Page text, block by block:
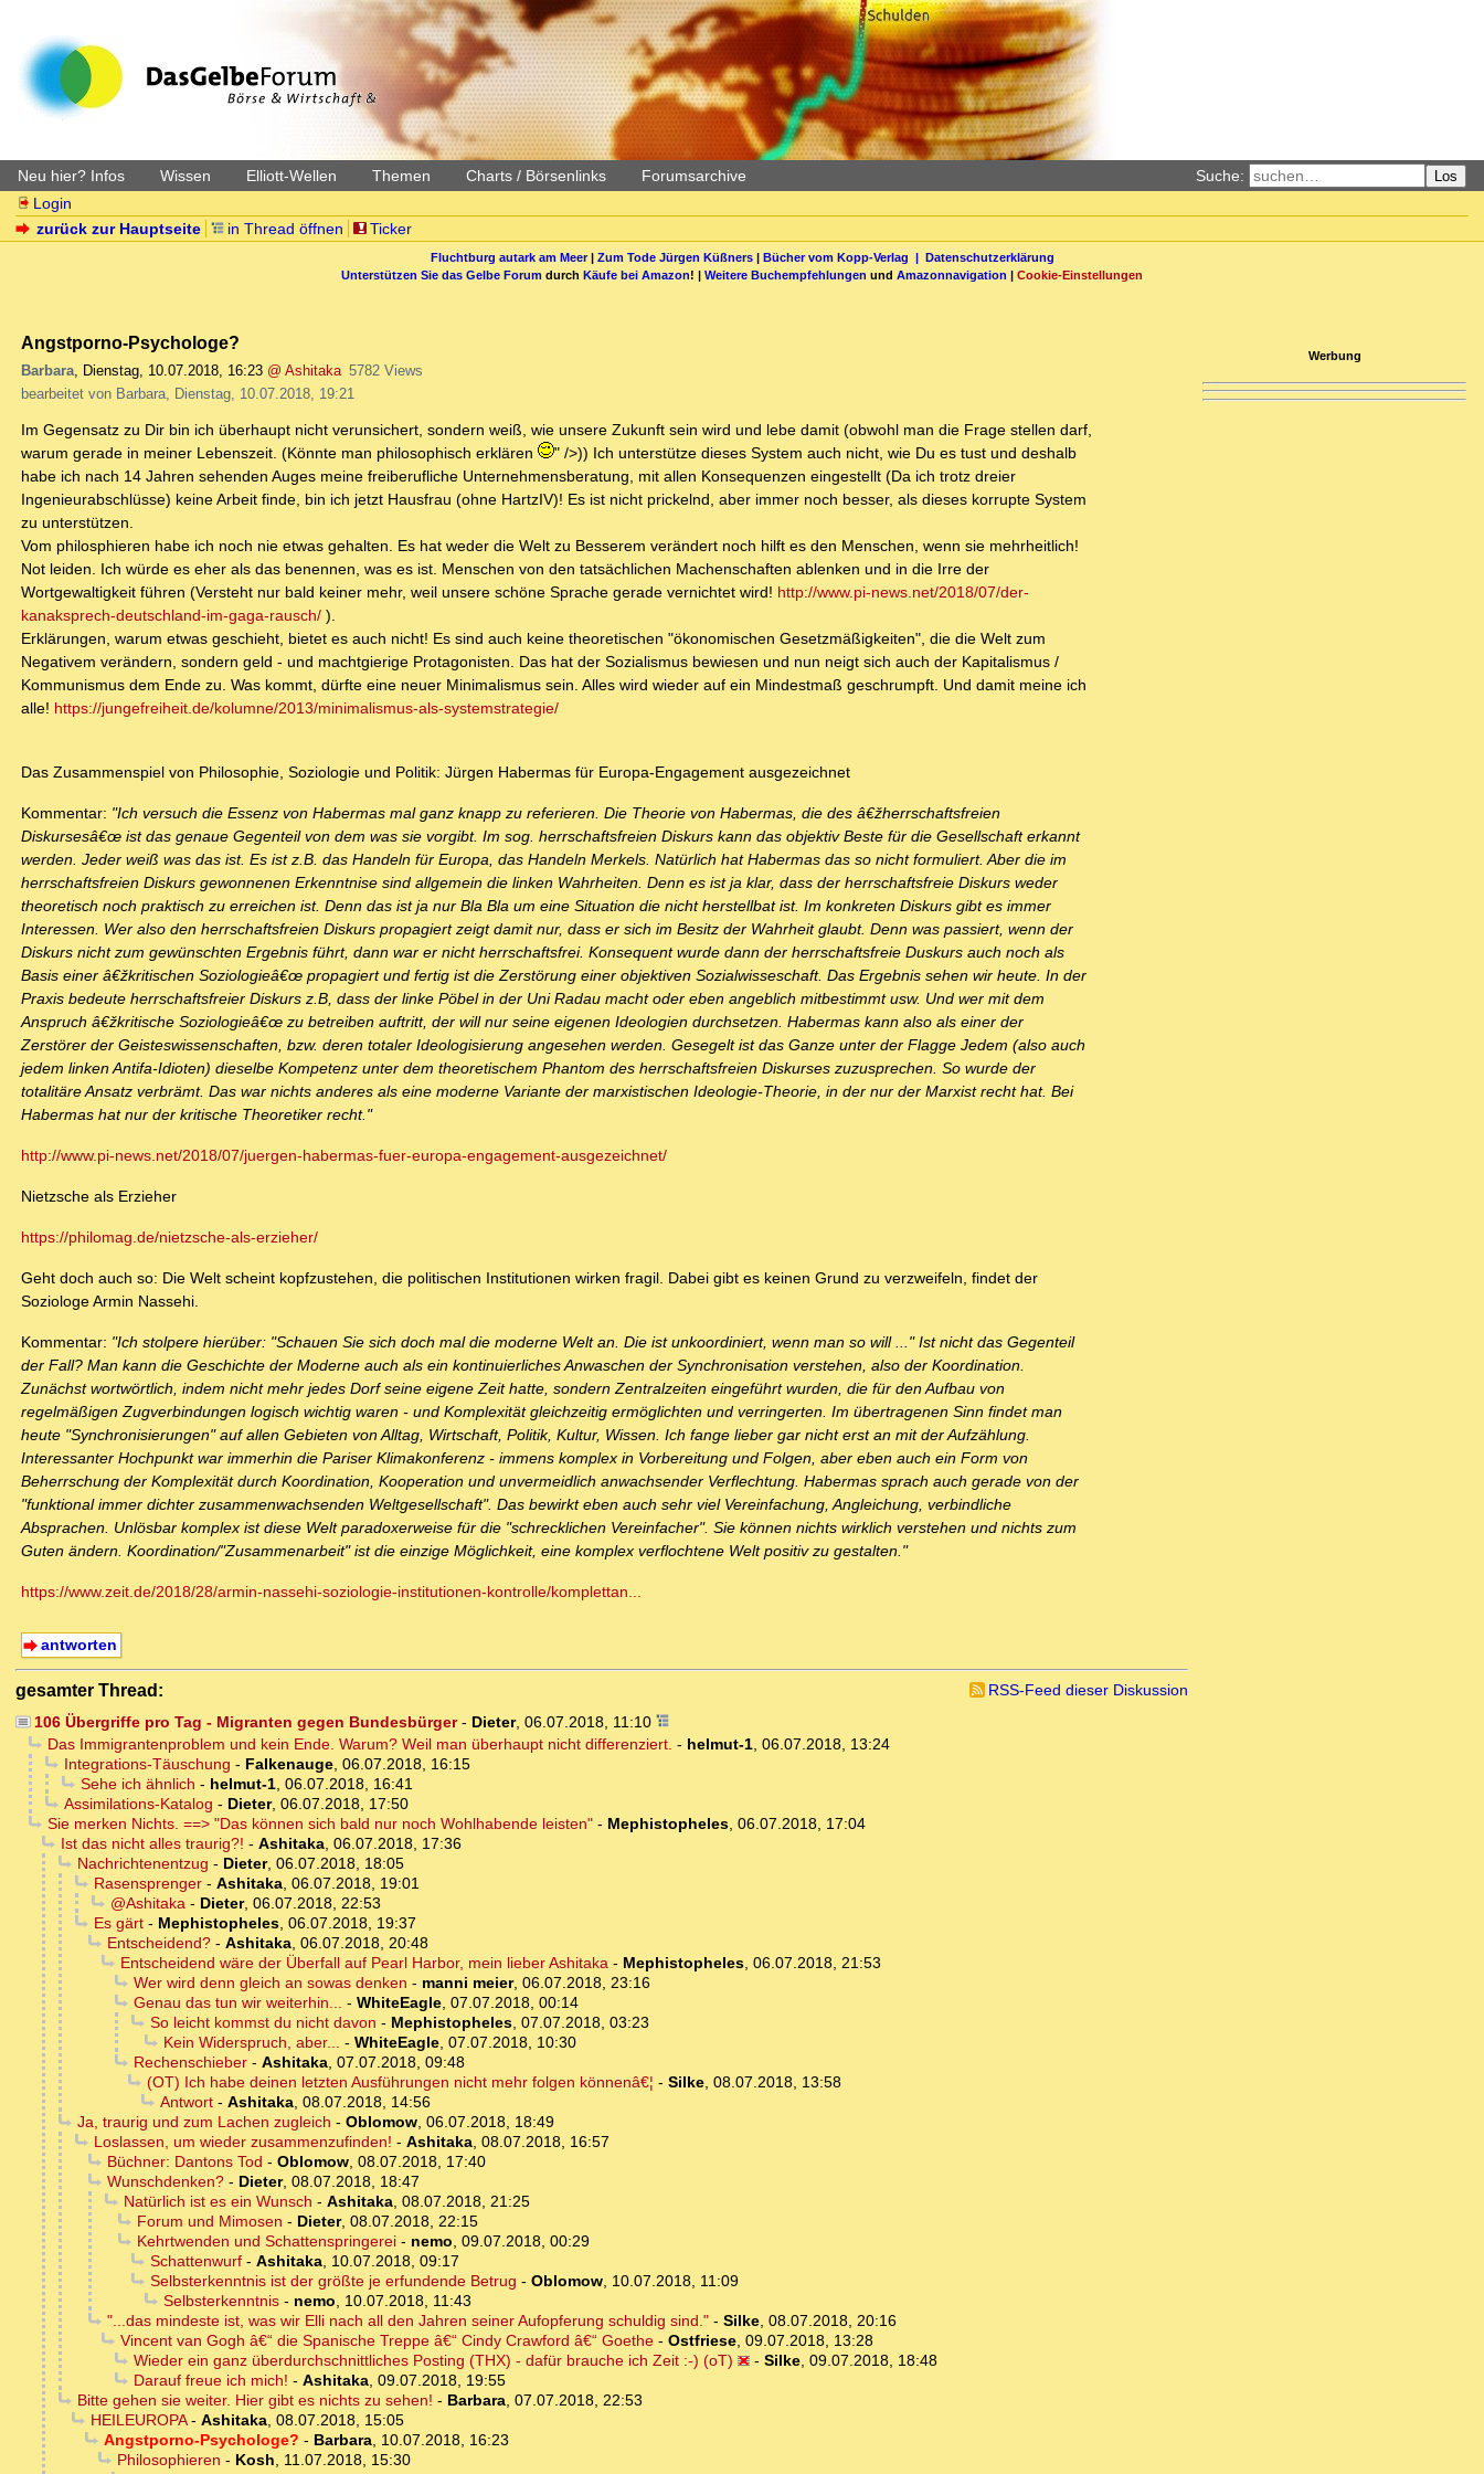
Neu hier? Infos Wissen Elliott-Wellen Themen Charts / Börsenlinks Forumsarchive Suche: Los
Login
zurück zur Hauptseite
in Thread öffnen Ticker
Fluchtburg autark am Meer| Zum Tode Jürgen Küßners| Bücher vom Kopp-Verlag | Datenschutzerklärung
Unterstützen Sie das Gelbe Forum durch Käufe bei Amazon! | Weitere Buchempfehlungen und Amazonnavigation | Cookie-Einstellungen
Angstporno-Psychologe?
Barbara, Dienstag, 10.07.2018, 16:23 @ Ashitaka 5782 Views
bearbeitet von Barbara, Dienstag, 10.07.2018, 19:21
Im Gegensatz zu Dir bin ich überhaupt nicht verunsichert, sondern weiß, wie unsere Zukunft sein wird und lebe damit (obwohl man die Frage stellen darf,
warum gerade in meiner Lebenszeit. (Könnte man philosophisch erklären
" />)) Ich unterstütze dieses System auch nicht, wie Du es tust und deshalb
habe ich nach 14 Jahren sehenden Auges meine freiberufliche Unternehmensberatung, mit allen Konsequenzen eingestellt (Da ich trotz dreier
Ingenieurabschlüsse) keine Arbeit finde, bin ich jetzt Hausfrau (ohne HartzIV)! Es ist nicht prickelnd, aber immer noch besser, als dieses korrupte System
zu unterstützen.
Vom philosphieren habe ich noch nie etwas gehalten. Es hat weder die Welt zu Besserem verändert noch hilft es den Menschen, wenn sie mehrheitlich!
Not leiden. Ich würde es eher als das benennen, was es ist. Menschen von den tatsächlichen Machenschaften ablenken und in die Irre der
Wortgewaltigkeit führen (Versteht nur bald keiner mehr, weil unsere schöne Sprache gerade vernichtet wird! http://www.pi-news.net/2018/07/der-
kanaksprech-deutschland-im-gaga-rausch/ ).
Erklärungen, warum etwas geschieht, bietet es auch nicht! Es sind auch keine theoretischen "ökonomischen Gesetzmäßigkeiten", die die Welt zum
Negativem verändern, sondern geld - und machtgierige Protagonisten. Das hat der Sozialismus bewiesen und nun neigt sich auch der Kapitalismus /
Kommunismus dem Ende zu. Was kommt, dürfte eine neuer Minimalismus sein. Alles wird wieder auf ein Mindestmaß geschrumpft. Und damit meine ich
alle! https://jungefreiheit.de/kolumne/2013/minimalismus-als-systemstrategie/
Das Zusammenspiel von Philosophie, Soziologie und Politik: Jürgen Habermas für Europa-Engagement ausgezeichnet
Kommentar: "Ich versuch die Essenz von Habermas mal ganz knapp zu referieren. Die Theorie von Habermas, die des â€žherrschaftsfreien
Diskursesâ€œ ist das genaue Gegenteil von dem was sie vorgibt. Im sog. herrschaftsfreien Diskurs kann das objektiv Beste für die Gesellschaft erkannt
werden. Jeder weiß was das ist. Es ist z.B. das Handeln für Europa, das Handeln Merkels. Natürlich hat Habermas das so nicht formuliert. Aber die im
herrschaftsfreien Diskurs gewonnenen Erkenntnise sind allgemein die linken Wahrheiten. Denn es ist ja klar, dass der herrschaftsfreie Diskurs weder
theoretisch noch praktisch zu erreichen ist. Denn das ist ja nur Bla Bla um eine Situation die nicht herstellbat ist. Im konkreten Diskurs gibt es immer
Interessen. Wer also den herrschaftsfreien Diskurs propagiert zeigt damit nur, dass er sich im Besitz der Wahrheit glaubt. Denn was passiert, wenn der
Diskurs nicht zum gewünschten Ergebnis führt, dann war er nicht herrschaftsfrei. Konsequent wurde dann der herrschaftsfreie Duskurs auch noch als
Basis einer â€žkritischen Soziologieâ€œ propagiert und fertig ist die Zerstörung einer objektiven Sozialwisseschaft. Das Ergebnis sehen wir heute. In der
Praxis bedeute herrschaftsfreier Diskurs z.B, dass der linke Pöbel in der Uni Radau macht oder eben angeblich mitbestimmt usw. Und wer mit dem
Anspruch â€žkritische Soziologieâ€œ zu betreiben auftritt, der will nur seine eigenen Ideologien durchsetzen. Habermas kann also als einer der
Zerstörer der Geisteswissenschaften, bzw. deren totaler Ideologisierung angesehen werden. Gesegelt ist das Ganze unter der Flagge Jedem (also auch
jedem linken Antifa-Idioten) dieselbe Kompetenz unter dem theoretischem Phantom des herrschaftsfreien Diskurses zuzusprechen. So wurde der
totalitäre Ansatz verbrämt. Das war nichts anderes als eine moderne Variante der marxistischen Ideologie-Theorie, in der nur der Marxist recht hat. Bei
Habermas hat nur der kritische Theoretiker recht."
http://www.pi-news.net/2018/07/juergen-habermas-fuer-europa-engagement-ausgezeichnet/
Nietzsche als Erzieher
https://philomag.de/nietzsche-als-erzieher/
Geht doch auch so: Die Welt scheint kopfzustehen, die politischen Institutionen wirken fragil. Dabei gibt es keinen Grund zu verzweifeln, findet der
Soziologe Armin Nassehi.
Kommentar: "Ich stolpere hierüber: "Schauen Sie sich doch mal die moderne Welt an. Die ist unkoordiniert, wenn man so will ..." Ist nicht das Gegenteil
der Fall? Man kann die Geschichte der Moderne auch als ein kontinuierliches Anwaschen der Synchronisation verstehen, also der Koordination.
Zunächst wortwörtlich, indem nicht mehr jedes Dorf seine eigene Zeit hatte, sondern Zentralzeiten eingeführt wurden, die für den Aufbau von
regelmäßigen Zugverbindungen logisch wichtig waren - und Komplexität gleichzeitig ermöglichten und verringerten. Im übertragenen Sinn findet man
heute "Synchronisierungen" auf allen Gebieten von Alltag, Wirtschaft, Politik, Kultur, Wissen. Ich fange lieber gar nicht erst an mit der Aufzählung.
Interessanter Hochpunkt war immerhin die Pariser Klimakonferenz - immens komplex in Vorbereitung und Folgen, aber eben auch ein Form von
Beherrschung der Komplexität durch Koordination, Kooperation und unvermeidlich anwachsender Verflechtung. Habermas sprach auch gerade von der
"funktional immer dichter zusammenwachsenden Weltgesellschaft". Das bewirkt eben auch sehr viel Vereinfachung, Angleichung, verbindliche
Absprachen. Unlösbar komplex ist diese Welt paradoxerweise für die "schrecklichen Vereinfacher". Sie können nichts wirklich verstehen und nichts zum
Guten ändern. Koordination/"Zusammenarbeit" ist die einzige Möglichkeit, eine komplex verflochtene Welt positiv zu gestalten."
https://www.zeit.de/2018/28/armin-nassehi-soziologie-institutionen-kontrolle/komplettan...
antworten
gesamter Thread:
RSS-Feed dieser Diskussion
106 Übergriffe pro Tag - Migranten gegen Bundesbürger- Dieter, 06.07.2018, 11:10
Das Immigrantenproblem und kein Ende. Warum? Weil man überhaupt nicht differenziert. - helmut-1, 06.07.2018, 13:24
Integrations-Täuschung - Falkenauge, 06.07.2018, 16:15
Sehe ich ähnlich - helmut-1, 06.07.2018, 16:41
Assimilations-Katalog - Dieter, 06.07.2018, 17:50
Sie merken Nichts. ==> "Das können sich bald nur noch Wohlhabende leisten"- Mephistopheles, 06.07.2018, 17:04
Ist das nicht alles traurig?! - Ashitaka, 06.07.2018, 17:36
Nachrichtenentzug - Dieter, 06.07.2018, 18:05
Rasensprenger- Ashitaka, 06.07.2018, 19:01
@Ashitaka- Dieter, 06.07.2018, 22:53
Es gärt- Mephistopheles, 06.07.2018, 19:37
Entscheidend?- Ashitaka, 06.07.2018, 20:48
Entscheidend wäre der Überfall auf Pearl Harbor, mein lieber Ashitaka- Mephistopheles, 06.07.2018, 21:53
Wer wird denn gleich an sowas denken - manni meier, 06.07.2018, 23:16
Genau das tun wir weiterhin... - WhiteEagle, 07.07.2018, 00:14
So leicht kommst du nicht davon - Mephistopheles, 07.07.2018, 03:23
Kein Widerspruch, aber... - WhiteEagle, 07.07.2018, 10:30
Rechenschieber- Ashitaka, 07.07.2018, 09:48
(OT) Ich habe deinen letzten Ausführungen nicht mehr folgen könnenâ€¦ - Silke, 08.07.2018, 13:58
Antwort- Ashitaka, 08.07.2018, 14:56
Ja, traurig und zum Lachen zugleich - Oblomow, 06.07.2018, 18:49
Loslassen, um wieder zusammenzufinden! - Ashitaka, 08.07.2018, 16:57
Büchner: Dantons Tod - Oblomow, 08.07.2018, 17:40
Wunschdenken?- Dieter, 08.07.2018, 18:47
Natürlich ist es ein Wunsch - Ashitaka, 08.07.2018, 21:25
Forum und Mimosen - Dieter, 08.07.2018, 22:15
Kehrtwenden und Schattenspringerei- nemo, 09.07.2018, 00:29
Schattenwurf- Ashitaka, 10.07.2018, 09:17
Selbsterkenntnis ist der größte je erfundende Betrug - Oblomow, 10.07.2018, 11:09
Selbsterkenntnis- nemo, 10.07.2018, 11:43
"...das mindeste ist, was wir Elli nach all den Jahren seiner Aufopferung schuldig sind."- Silke, 08.07.2018, 20:16
Vincent van Gogh â€“ die Spanische Treppe â€“ Cindy Crawford â€“ Goethe- Ostfriese, 09.07.2018, 13:28
Wieder ein ganz überdurchschnittliches Posting (THX) - dafür brauche ich Zeit :-) (oT)
- Silke, 09.07.2018, 18:48
Darauf freue ich mich! - Ashitaka, 09.07.2018, 19:55
Bitte gehen sie weiter. Hier gibt es nichts zu sehen! - Barbara, 07.07.2018, 22:53
HEILEUROPA- Ashitaka, 08.07.2018, 15:05
Angstporno-Psychologe? - Barbara, 10.07.2018, 16:23
Philosophieren - Kosh, 11.07.2018, 15:30
Werbung